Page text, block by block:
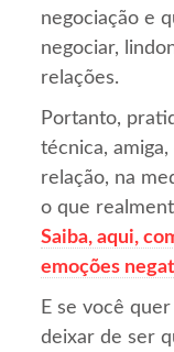
negociação e
negociar,
relações.
Portanto,
técnica,
relação, na
o que
Saiba, aqui,
emoções
E se você
deixar de ser